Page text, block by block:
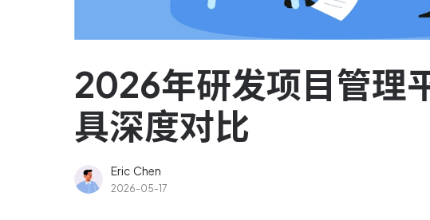
驱动企业创新增长 助力车企高效研发
2026年研发项目管理
具深度对比
Eric Chen
2026-05-17